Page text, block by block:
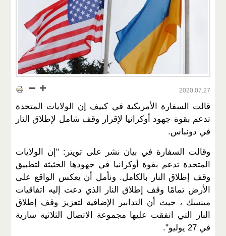
2020.07.27
قالت السفارة الأمريكية في كييف إن الولايات المتحدة
تدعم بقوة جهود أوكرانيا لإقرار وقف شامل لإطلاق النار
في دونباس.
وقالت السفارة في بيان نشر على تويتر: "إن الولايات
المتحدة تدعم بقوة أوكرانيا في جهودها الحثيثة لتطبيق
وقف إطلاق النار بالكامل. ونأمل أن يعكس الواقع على
الأرض تمامًا وقف إطلاق النار الذي دعت إليه اتفاقيات
مينسك ، حيث أن التدابير الإضافية لتعزيز وقف إطلاق
النار التي اتفقت عليها مجموعة الاتصال الثلاثية سارية
في 27 يوليو".